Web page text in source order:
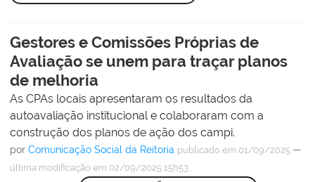
Gestores e Comissões Próprias de
Avaliação se unem para traçar planos
de melhoria
As CPAs locais apresentaram os resultados da
autoavaliação institucional e colaboraram com a
construção dos planos de ação dos campi.
por Comunicação Social da Reitoria publicado em 01/09/2025 —
última modificação em 02/09/2025 15h53